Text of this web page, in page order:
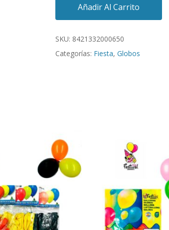
Añadir Al Carrito
SKU: 8421332000650
Categorías: Fiesta, Globos